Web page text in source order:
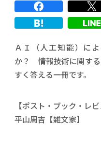
ＡＩ（人工知能）に
か？ 情報技術に関す
すく答える一冊です。
【ポスト・ブック・レ
平山周吉【雑文家】